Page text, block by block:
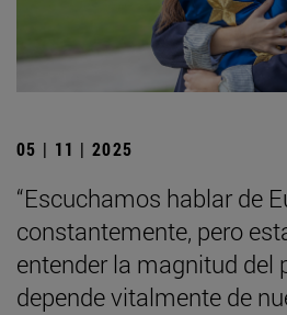
05 | 11 | 2025
“Escuchamos hablar de
constantemente, pero
entender la magnitud del
depende vitalmente de